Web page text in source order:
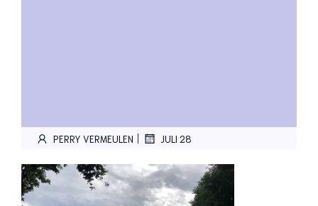
PERRY VERMEULEN | JULI 28